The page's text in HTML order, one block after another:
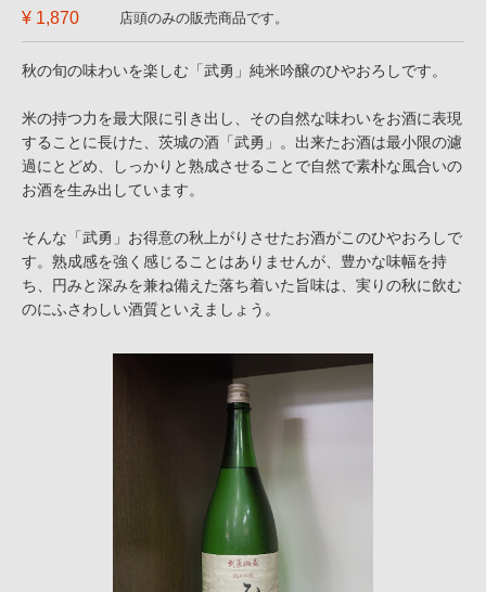
¥ 1,870
店頭のみの販売商品です。
秋の旬の味わいを楽しむ「武勇」純米吟醸のひやおろしです。
米の持つ力を最大限に引き出し、その自然な味わいをお酒に表現
することに長けた、茨城の酒「武勇」。出来たお酒は最小限の濾
過にとどめ、しっかりと熟成させることで自然で素朴な風合いの
お酒を生み出しています。
そんな「武勇」お得意の秋上がりさせたお酒がこのひやおろしで
す。熟成感を強く感じることはありませんが、豊かな味幅を持
ち、円みと深みを兼ね備えた落ち着いた旨味は、実りの秋に飲む
のにふさわしい酒質といえましょう。